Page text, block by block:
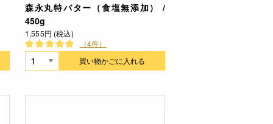
森永丸特バター（食塩無添加） /
450g
1,555円 (税込)
（4件）
買い物かごに入れる